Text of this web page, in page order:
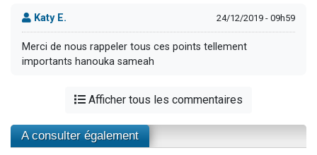
Katy E. 24/12/2019 - 09h59
Merci de nous rappeler tous ces points tellement
importants hanouka sameah
Afficher tous les commentaires
A consulter également